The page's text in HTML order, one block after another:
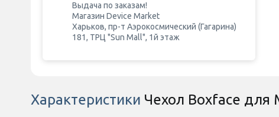
Выдача по заказам!
Магазин Device Market
Харьков, пр-т Аэрокосмический (Гагарина)
181, ТРЦ "Sun Mall", 1й этаж
Характеристики Чехол Boxface для